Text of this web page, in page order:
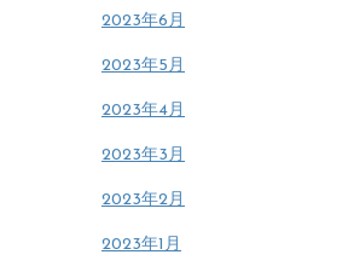
2023年6月
2023年5月
2023年4月
2023年3月
2023年2月
2023年1月